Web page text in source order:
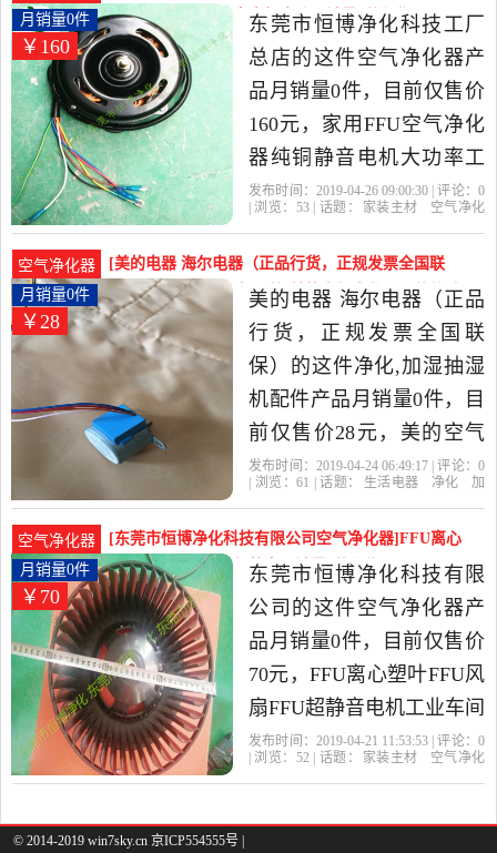
由广东 深圳发货。
空气净化器纯铜静音电机大功月销量0件仅售160元
￥160
月销量0件
东莞市恒博净化科技工厂
总店的这件空气净化器产
品月销量0件，目前仅售价
160元，家用FFU空气净化
器纯铜静音电机大功率工
业FFU风机马达可三档调速
科技工厂总店精选家装主
材当中性价比很高的空气
净化器，由广东 东莞发
货。
发布时间：2019-04-26 09:00:30 | 评论： 0
| 浏览： 53| 话题： 家装主材
空气净化
空气净化器
[美的电器 海尔电器（正品行货，正规发票全国联
保）净化,加湿抽湿机配件]美的空气净化器配件传动
电机出风口传动月销量0件仅售28元
￥28
月销量0件
美的电器 海尔电器（正品
行货，正规发票全国联
保）的这件净化,加湿抽湿
机配件产品月销量0件，目
前仅售价28元，美的空气
净化器配件传动电机出风
NG/KJ40FR-NG1是2019年
美的电器 海尔电器（正品
行货，正规发票全国联
保）精选生活电器当中性
价比很高的净化,加湿抽湿
机配件，由江苏 扬州发
货。
发布时间：2019-04-24 06:49:17 | 评论： 0
| 浏览：61 | 话题： 生活电器 净化
加
机
空气净化器
空气净化器
[东莞市恒博净化科技有限公司空气净化器]FFU离心
塑叶FFU风扇FFU超静音月销量0件仅售70元
￥70
月销量0件
东莞市恒博净化科技有限
公司的这件空气净化器产
品月销量0件，目前仅售价
70元，FFU离心塑叶FFU风
扇FFU超静音电机工业车间
FFU空气净化器专用叶轮是
发布时间：2019-04-21 11:53:53 | 评论： 0
| 浏览： 52| 话题： 家装主材
空气净化
© 2014-2019 win7sky.cn 京ICP554555号 |